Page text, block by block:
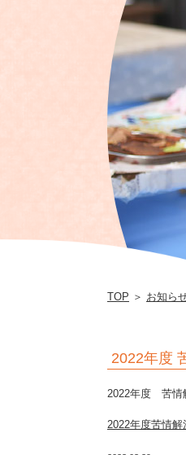
TOP ＞ お知ら
2022年度
2022年度 苦情
2022年度苦情解